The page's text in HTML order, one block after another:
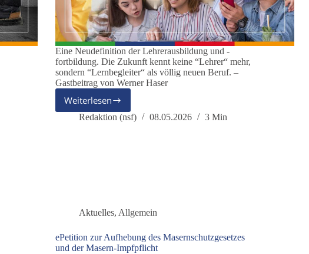
Eine Neudefinition der Lehrerausbildung und -
fortbildung. Die Zukunft kennt keine “Lehrer“ mehr,
sondern “Lernbegleiter“ als völlig neuen Beruf. –
Gastbeitrag von Werner Haser
Weiterlesen
Das
Ende
Redaktion (nsf) 08.05.2026 3 Min
Aktuelles,Allgemein
ePetition zur Aufhebung des Masernschutzgesetzes
und der Masern-Impfpflicht